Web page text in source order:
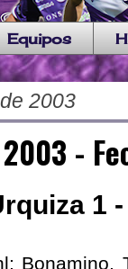
Equipos
2003
-
1
Bonamino,